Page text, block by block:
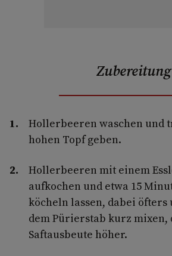
Zubereitung
Hollerbeeren waschen und
hohen Topf geben.
Hollerbeeren mit einem
aufkochen und etwa 15
köcheln lassen, dabei
dem Pürierstab kurz mixen,
Saftausbeute höher.